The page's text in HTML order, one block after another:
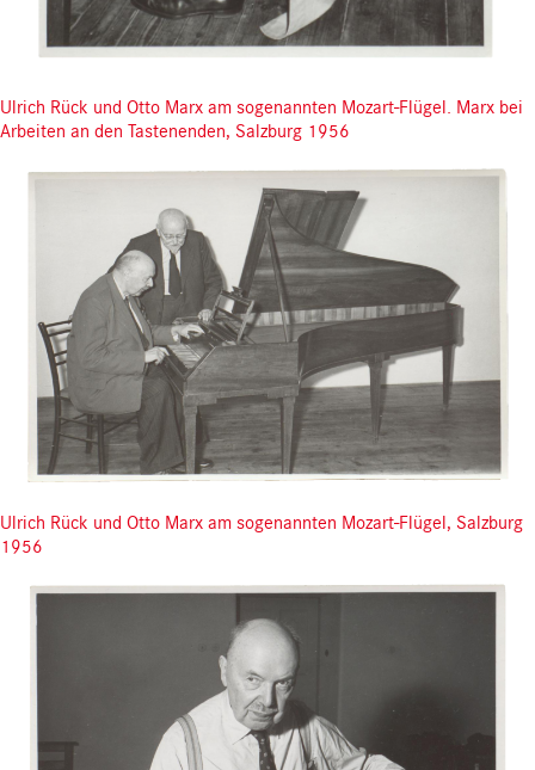
Ulrich Rück und Otto Marx am sogenannten Mozart-Flügel. Marx bei
Arbeiten an den Tastenenden, Salzburg 1956
Ulrich Rück und Otto Marx am sogenannten Mozart-Flügel, Salzburg
1956